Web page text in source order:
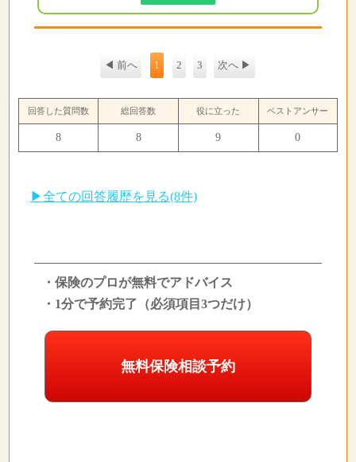
◀ 前へ 1 2 3 次へ ▶
回答した質問数 総回答数 役に立った ベストアンサー
8 8 9 0
▶全ての回答履歴を見る(8件)
・保険のプロが無料でアドバイス
・1分で予約完了（必須項目3つだけ）
無料保険相談予約